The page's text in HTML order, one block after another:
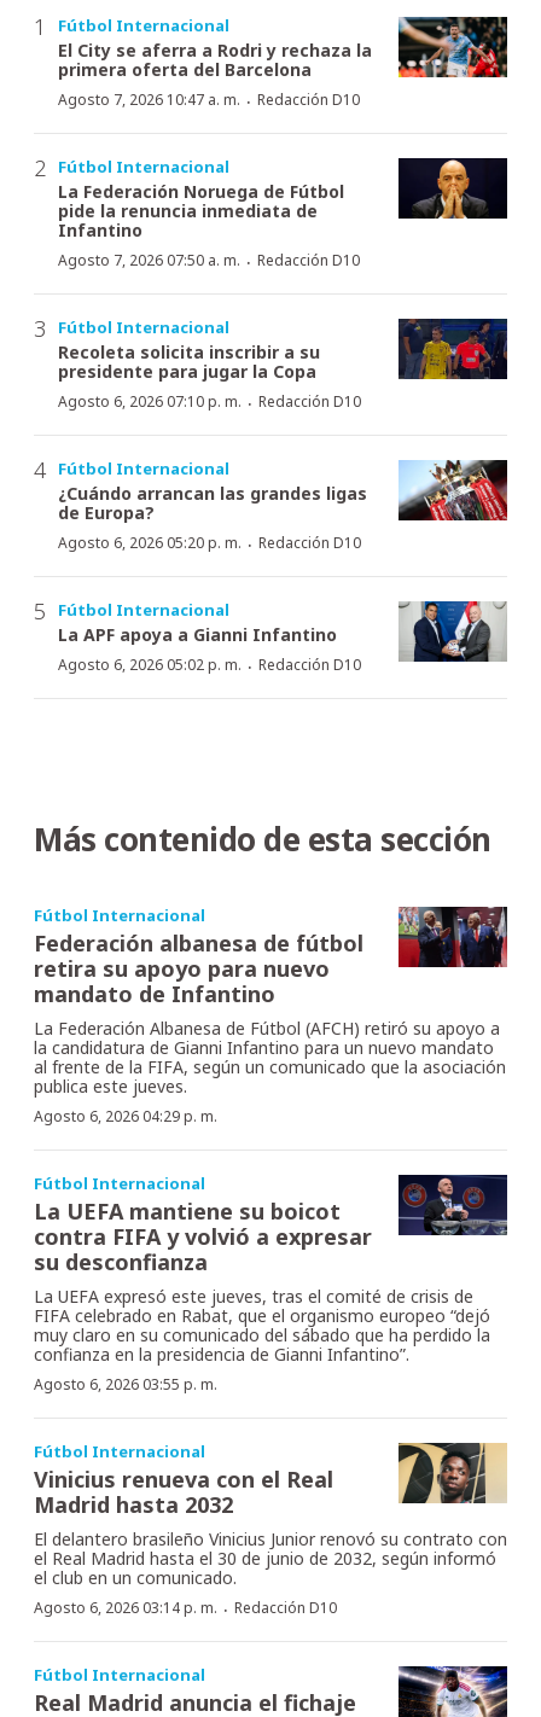
Fútbol Internacional
El City se aferra a Rodri y rechaza la
primera oferta del Barcelona
Agosto 7, 2026 10:47 a. m. · Redacción D10
Fútbol Internacional
La Federación Noruega de Fútbol
pide la renuncia inmediata de
Infantino
Agosto 7, 2026 07:50 a. m. · Redacción D10
Fútbol Internacional
Recoleta solicita inscribir a su
presidente para jugar la Copa
Agosto 6, 2026 07:10 p. m. · Redacción D10
Fútbol Internacional
¿Cuándo arrancan las grandes ligas
de Europa?
Agosto 6, 2026 05:20 p. m. · Redacción D10
Fútbol Internacional
La APF apoya a Gianni Infantino
Agosto 6, 2026 05:02 p. m. · Redacción D10
Más contenido de esta sección
Fútbol Internacional
Federación albanesa de fútbol
retira su apoyo para nuevo
mandato de Infantino
La Federación Albanesa de Fútbol (AFCH) retiró su apoyo a
la candidatura de Gianni Infantino para un nuevo mandato
al frente de la FIFA, según un comunicado que la asociación
publica este jueves.
Agosto 6, 2026 04:29 p. m.
Fútbol Internacional
La UEFA mantiene su boicot
contra FIFA y volvió a expresar
su desconfianza
La UEFA expresó este jueves, tras el comité de crisis de
FIFA celebrado en Rabat, que el organismo europeo “dejó
muy claro en su comunicado del sábado que ha perdido la
confianza en la presidencia de Gianni Infantino”.
Agosto 6, 2026 03:55 p. m.
Fútbol Internacional
Vinicius renueva con el Real
Madrid hasta 2032
El delantero brasileño Vinicius Junior renovó su contrato con
el Real Madrid hasta el 30 de junio de 2032, según informó
el club en un comunicado.
Agosto 6, 2026 03:14 p. m. · Redacción D10
Fútbol Internacional
Real Madrid anuncia el fichaje